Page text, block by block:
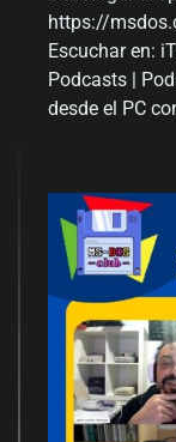
https://
Escuchar en:
Podcasts |
desde el PC